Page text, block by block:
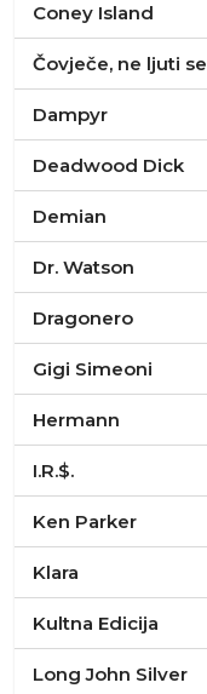
Coney Island
Čovječe, ne ljuti se
Dampyr
Deadwood Dick
Demian
Dr. Watson
Dragonero
Gigi Simeoni
Hermann
I.R.$.
Ken Parker
Klara
Kultna Edicija
Long John Silver